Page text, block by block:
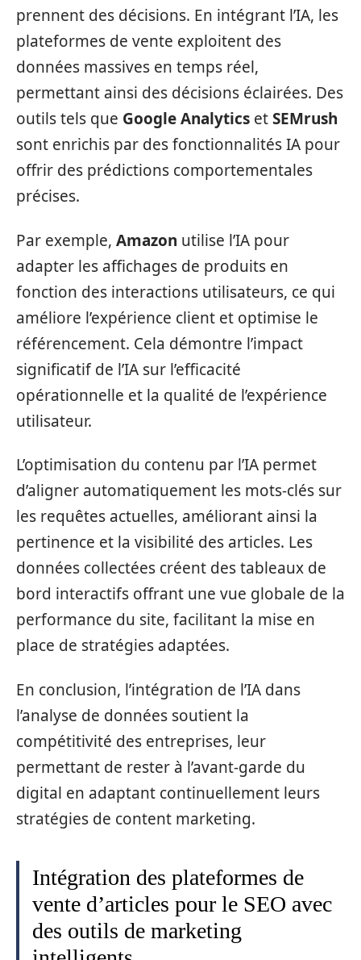
prennent des décisions. En intégrant l’IA, les
plateformes de vente exploitent des
données massives en temps réel,
permettant ainsi des décisions éclairées. Des
outils tels que Google Analytics etSEMrush
sont enrichis par des fonctionnalités IA pour
offrir des prédictions comportementales
précises.
Par exemple, Amazon utilise l’IA pour
adapter les affichages de produits en
fonction des interactions utilisateurs, ce qui
améliore l’expérience client et optimise le
référencement. Cela démontre l’impact
significatif de l’IA sur l’efficacité
opérationnelle et la qualité de l’expérience
utilisateur.
L’optimisation du contenu par l’IA permet
d’aligner automatiquement les mots-clés sur
les requêtes actuelles, améliorant ainsi la
pertinence et la visibilité des articles. Les
données collectées créent des tableaux de
bord interactifs offrant une vue globale de la
performance du site, facilitant la mise en
place de stratégies adaptées.
En conclusion, l’intégration de l’IA dans
l’analyse de données soutient la
compétitivité des entreprises, leur
permettant de rester à l’avant-garde du
digital en adaptant continuellement leurs
stratégies de content marketing.
Intégration des plateformes de
vente d’articles pour le SEO avec
des outils de marketing